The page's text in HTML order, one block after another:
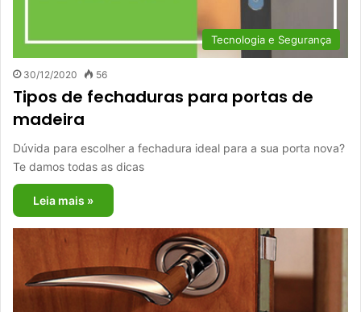
Tecnologia e Segurança
30/12/2020 56
Tipos de fechaduras para portas de
madeira
Dúvida para escolher a fechadura ideal para a sua porta nova?
Te damos todas as dicas
Leia mais »